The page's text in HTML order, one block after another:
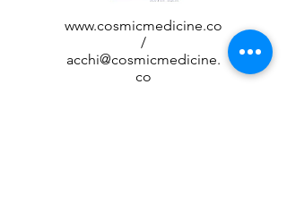
www.cosmicmedicine.co
/
acchi@cosmicmedicine.
co